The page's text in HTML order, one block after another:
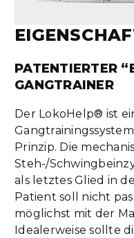
PATENTIERTER
GANGTRAINER
Der LokoHelp® ist
Prinzip. Die
Steh-/
als letztes Glied in
Patient soll nicht
möglichst mit der
Idealerweise sollte